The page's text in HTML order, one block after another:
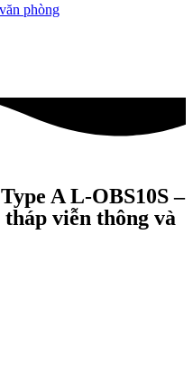
phòng
A L-OBS10S –
viễn thông và